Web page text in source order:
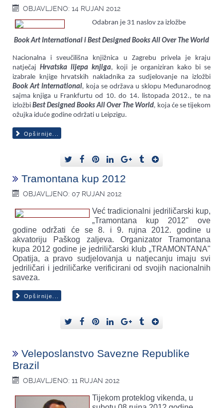
OBJAVLJENO: 14 RUJAN 2012
Odabran je 31 naslov za izložbe
Book Art International i Best Designed Books All Over The World
Nacionalna i sveučilišna knjižnica u Zagrebu privela je kraju
natječajHrvatska lijepa knjiga, koji je organiziran kako bi se
izabrale knjige hrvatskih nakladnika za sudjelovanje na izložbi
Book Art International, koja se održava u sklopu Međunarodnog
sajma knjiga u Frankfurtu od 10. do 14. listopada 2012., te na
izložbi Best Designed Books All Over The World, koja će se tijekom
ožujka iduće godine održati u Leipzigu.
Opširnije...
Tramontana kup 2012
OBJAVLJENO: 07 RUJAN 2012
Već tradicionalni jedriličarski kup,
„Tramontana kup 2012" ove
godine održati će se 8. i 9. rujna 2012. godine u
akvatoriju Paškog zaljeva. Organizator Tramontana
kupa 2012 godine je jedriličarski klub „TRAMONTANA"
Opatija, a pravo sudjelovanja u natjecanju imaju svi
jedriličari i jedriličarke verificirani od svojih nacionalnih
saveza.
Opširnije...
Veleposlanstvo Savezne Republike
Brazil
OBJAVLJENO: 11 RUJAN 2012
Tijekom proteklog vikenda, u